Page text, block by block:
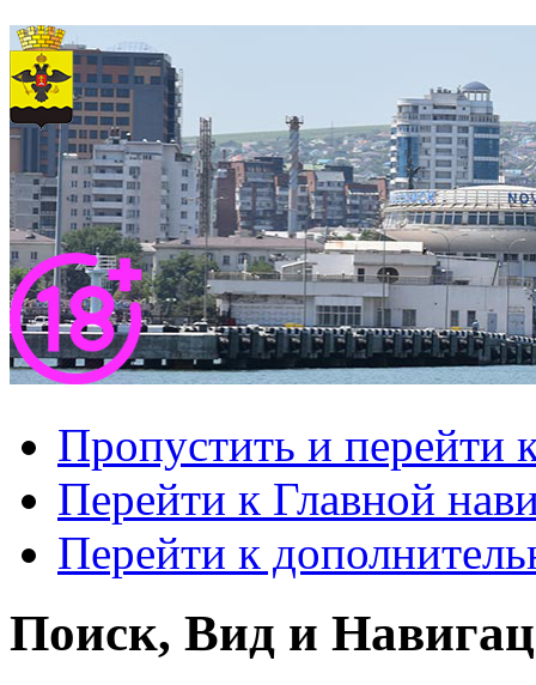
Пропустить и перейти
Перейти к Главной
Перейти к
Поиск, Вид и